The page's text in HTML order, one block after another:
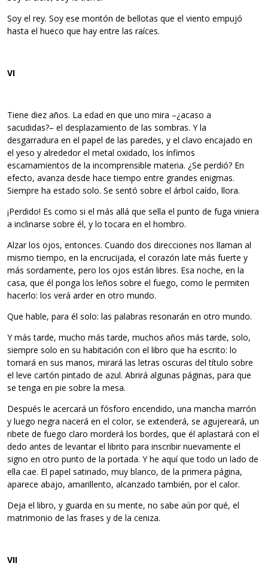
Soy el rey. Soy ese montón de bellotas que el viento empujó
hasta el hueco que hay entre las raíces.
VI
Tiene diez años. La edad en que uno mira –¿acaso a
sacudidas?– el desplazamiento de las sombras. Y la
desgarradura en el papel de las paredes, y el clavo encajado en
el yeso y alrededor el metal oxidado, los ínfimos
escamamientos de la incomprensible materia. ¿Se perdió? En
efecto, avanza desde hace tiempo entre grandes enigmas.
Siempre ha estado solo. Se sentó sobre el árbol caído, llora.
¡Perdido! Es como si el más allá que sella el punto de fuga viniera
a inclinarse sobre él, y lo tocara en el hombro.
Alzar los ojos, entonces. Cuando dos direcciones nos llaman al
mismo tiempo, en la encrucijada, el corazón late más fuerte y
más sordamente, pero los ojos están libres. Esa noche, en la
casa, que él ponga los leños sobre el fuego, como le permiten
hacerlo: los verá arder en otro mundo.
Que hable, para él solo: las palabras resonarán en otro mundo.
Y más tarde, mucho más tarde, muchos años más tarde, solo,
siempre solo en su habitación con el libro que ha escrito: lo
tomará en sus manos, mirará las letras oscuras del título sobre
el leve cartón pintado de azul. Abrirá algunas páginas, para que
se tenga en pie sobre la mesa.
Después le acercará un fósforo encendido, una mancha marrón
y luego negra nacerá en el color, se extenderá, se agujereará, un
ribete de fuego claro morderá los bordes, que él aplastará con el
dedo antes de levantar el librito para inscribir nuevamente el
signo en otro punto de la portada. Y he aquí que todo un lado de
ella cae. El papel satinado, muy blanco, de la primera página,
aparece abajo, amarillento, alcanzado también, por el calor.
Deja el libro, y guarda en su mente, no sabe aún por qué, el
matrimonio de las frases y de la ceniza.
VII